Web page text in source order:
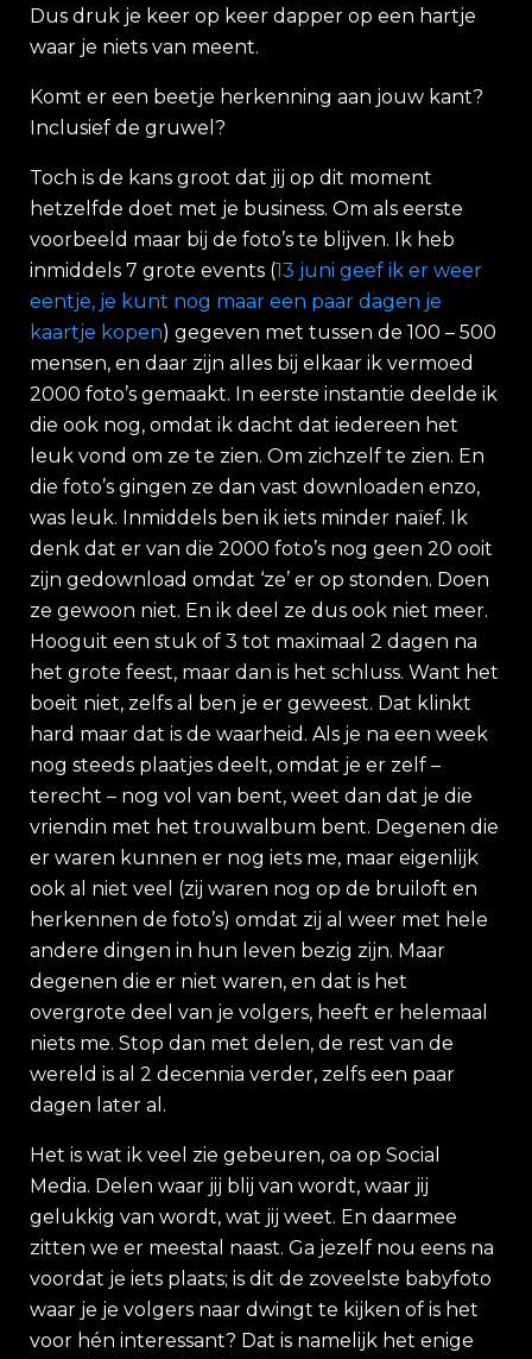
Dus druk je keer op keer dapper op een hartje
waar je niets van meent.
Komt er een beetje herkenning aan jouw kant?
Inclusief de gruwel?
Toch is de kans groot dat jij op dit moment
hetzelfde doet met je business. Om als eerste
voorbeeld maar bij de foto’s te blijven. Ik heb
inmiddels 7 grote events (13 juni geef ik er weer
eentje, je kunt nog maar een paar dagen je
kaartje kopen) gegeven met tussen de 100 – 500
mensen, en daar zijn alles bij elkaar ik vermoed
2000 foto’s gemaakt. In eerste instantie deelde ik
die ook nog, omdat ik dacht dat iedereen het
leuk vond om ze te zien. Om zichzelf te zien. En
die foto’s gingen ze dan vast downloaden enzo,
was leuk. Inmiddels ben ik iets minder naïef. Ik
denk dat er van die 2000 foto’s nog geen 20 ooit
zijn gedownload omdat ‘ze’ er op stonden. Doen
ze gewoon niet. En ik deel ze dus ook niet meer.
Hooguit een stuk of 3 tot maximaal 2 dagen na
het grote feest, maar dan is het schluss. Want het
boeit niet, zelfs al ben je er geweest. Dat klinkt
hard maar dat is de waarheid. Als je na een week
nog steeds plaatjes deelt, omdat je er zelf –
terecht – nog vol van bent, weet dan dat je die
vriendin met het trouwalbum bent. Degenen die
er waren kunnen er nog iets me, maar eigenlijk
ook al niet veel (zij waren nog op de bruiloft en
herkennen de foto’s) omdat zij al weer met hele
andere dingen in hun leven bezig zijn. Maar
degenen die er niet waren, en dat is het
overgrote deel van je volgers, heeft er helemaal
niets me. Stop dan met delen, de rest van de
wereld is al 2 decennia verder, zelfs een paar
dagen later al.
Het is wat ik veel zie gebeuren, oa op Social
Media. Delen waar jij blij van wordt, waar jij
gelukkig van wordt, wat jij weet. En daarmee
zitten we er meestal naast. Ga jezelf nou eens na
voordat je iets plaats; is dit de zoveelste babyfoto
waar je je volgers naar dwingt te kijken of is het
voor hén interessant? Dat is namelijk het enige